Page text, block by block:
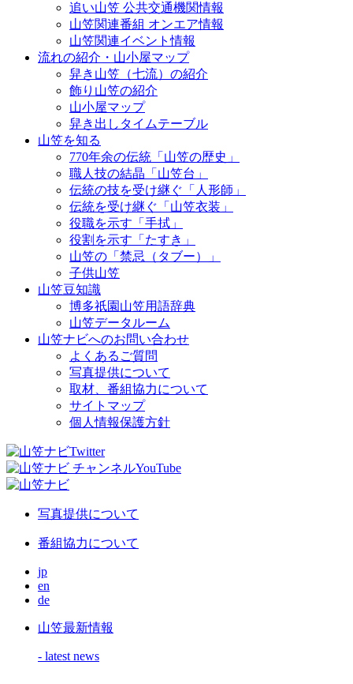
追い山笠 公共交通機関情報
山笠関連番組 オンエア情報
山笠関連イベント情報
流れの紹介・山小屋マップ
舁き山笠（七流）の紹介
飾り山笠の紹介
山小屋マップ
舁き出しタイムテーブル
山笠を知る
770年余の伝統「山笠の歴史」
職人技の結晶「山笠台」
伝統の技を受け継ぐ「人形師」
伝統を受け継ぐ「山笠衣装」
役職を示す「手拭」
役割を示す「たすき」
山笠の「禁忌（タブー）」
子供山笠
山笠豆知識
博多祇園山笠用語辞典
山笠データルーム
山笠ナビへのお問い合わせ
よくあるご質問
写真提供について
取材、番組協力について
サイトマップ
個人情報保護方針
写真提供について
番組協力について
jp
en
de
山笠最新情報
- latest news